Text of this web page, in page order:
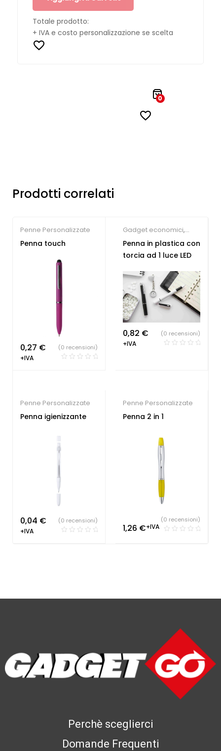
Totale prodotto:
+ IVA e costo personalizzazione se scelta
0
Prodotti correlati
Penne Personalizzate
Penna touch
0,27 €
+IVA
(0 recensioni)
Gadget economici,
Penne Personalizzate
Penna in plastica con
torcia ad 1 luce LED
0,82 €
+IVA
(0 recensioni)
Penne Personalizzate
Penna igienizzante
0,04 €
+IVA
(0 recensioni)
Penne Personalizzate
Penna 2 in 1
1,26 €+IVA
(0 recensioni)
Perchè sceglierci
Domande Frequenti